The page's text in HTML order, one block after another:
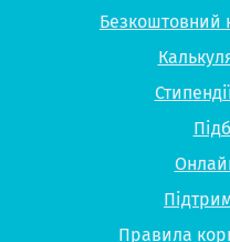
Безкоштовний
Правила